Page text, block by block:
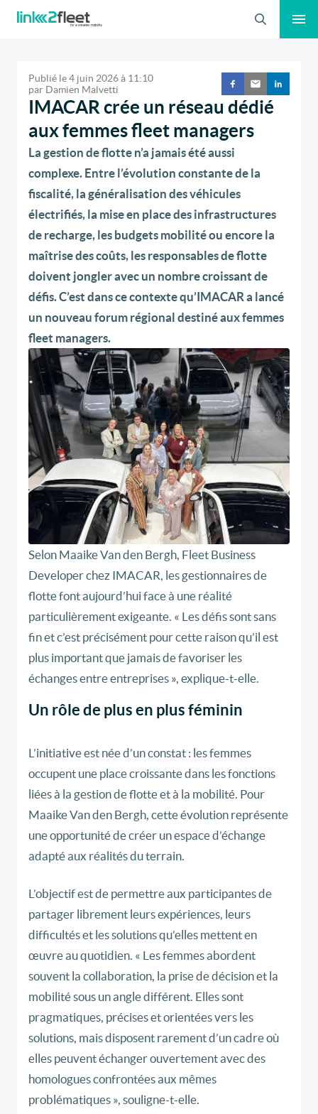
Recherche
Publié le4 juin 2026à 11:10
par Damien Malvetti
IMACAR crée un réseau dédié
aux femmes fleet managers
La gestion de flotte n’a jamais été aussi
complexe. Entre l’évolution constante de la
fiscalité, la généralisation des véhicules
électrifiés, la mise en place des infrastructures
de recharge, les budgets mobilité ou encore la
maîtrise des coûts, les responsables de flotte
doivent jongler avec un nombre croissant de
défis. C’est dans ce contexte qu’IMACAR a lancé
un nouveau forum régional destiné aux femmes
fleet managers.
Selon Maaike Van den Bergh, Fleet Business
Developer chez IMACAR, les gestionnaires de
flotte font aujourd’hui face à une réalité
particulièrement exigeante. « Les défis sont sans
fin et c’est précisément pour cette raison qu’il est
plus important que jamais de favoriser les
échanges entre entreprises », explique-t-elle.
Un rôle de plus en plus féminin
L’initiative est née d’un constat : les femmes
occupent une place croissante dans les fonctions
liées à la gestion de flotte et à la mobilité. Pour
Maaike Van den Bergh, cette évolution représente
une opportunité de créer un espace d’échange
adapté aux réalités du terrain.
L’objectif est de permettre aux participantes de
partager librement leurs expériences, leurs
difficultés et les solutions qu’elles mettent en
œuvre au quotidien. « Les femmes abordent
souvent la collaboration, la prise de décision et la
mobilité sous un angle différent. Elles sont
pragmatiques, précises et orientées vers les
solutions, mais disposent rarement d’un cadre où
elles peuvent échanger ouvertement avec des
homologues confrontées aux mêmes
problématiques », souligne-t-elle.